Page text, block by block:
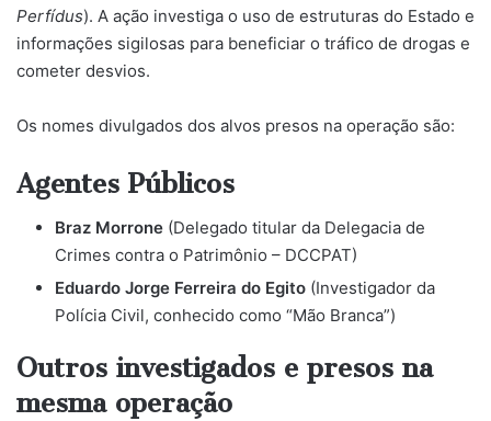
Perfídus). A ação investiga o uso de estruturas do Estado e
informações sigilosas para beneficiar o tráfico de drogas e
cometer desvios.
​Os nomes divulgados dos alvos presos na operação são:
​Agentes Públicos
Braz Morrone (Delegado titular da Delegacia de
Crimes contra o Patrimônio – DCCPAT)
Eduardo Jorge Ferreira do Egito (Investigador da
Polícia Civil, conhecido como “Mão Branca”)
​Outros investigados e presos na
mesma operação